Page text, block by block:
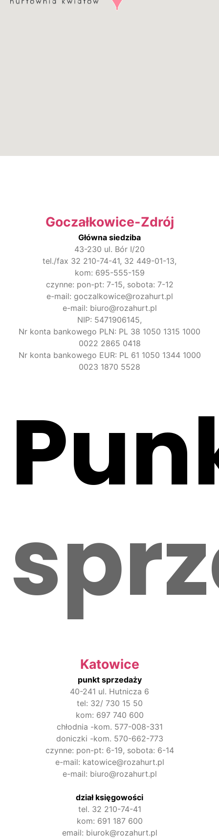
Goczałkowice-Zdrój
Główna siedziba
43-230 ul. Bór I/20
tel./fax 32 210-74-41, 32 449-01-13,
kom: 695-555-159
czynne: pon-pt: 7-15, sobota: 7-12
e-mail: goczalkowice@rozahurt.pl
e-mail: biuro@rozahurt.pl
NIP: 5471906145,
Nr konta bankowego PLN: PL 38 1050 1315 1000
0022 2865 0418
Nr konta bankowego EUR: PL 61 1050 1344 1000
0023 1870 5528
Katowice
punkt sprzedaży
40-241 ul. Hutnicza 6
tel: 32/ 730 15 50
kom: 697 740 600
chłodnia -kom. 577-008-331
doniczki -kom. 570-662-773
czynne: pon-pt: 6-19, sobota: 6-14
e-mail: katowice@rozahurt.pl
e-mail: biuro@rozahurt.pl
dział księgowości
tel. 32 210-74-41
kom: 691 187 600
email: biurok@rozahurt.pl